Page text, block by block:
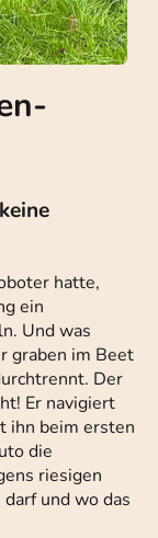
hatte,
ein
Und was
graben im Beet
Der
Er navigiert
ihn beim ersten
die
riesigen
und wo das